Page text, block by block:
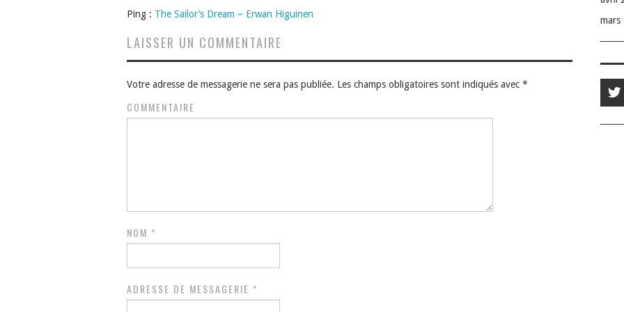
Ping : The Sailor’s Dream – Erwan Higuinen
LAISSER UN COMMENTAIRE
Votre adresse de messagerie ne sera pas publiée. Les champs obligatoires sont indiqués avec *
COMMENTAIRE
NOM *
ADRESSE DE MESSAGERIE *
mars